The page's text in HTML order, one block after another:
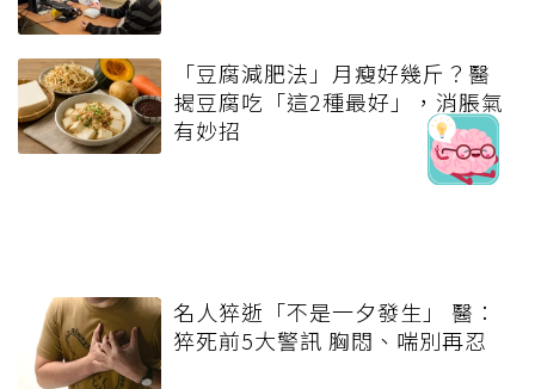
「豆腐減肥法」月瘦好幾斤？醫
揭豆腐吃「這2種最好」，消脹氣
有妙招
名人猝逝「不是一夕發生」 醫：
猝死前5大警訊 胸悶、喘別再忍